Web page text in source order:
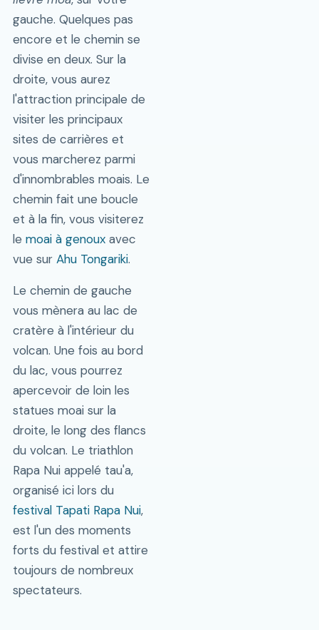
gauche. Quelques pas
encore et le chemin se
divise en deux. Sur la
droite, vous aurez
l'attraction principale de
visiter les principaux
sites de carrières et
vous marcherez parmi
d'innombrables moais. Le
chemin fait une boucle
et à la fin, vous visiterez
le moai à genouxavec
vue sur Ahu Tongariki.
Le chemin de gauche
vous mènera au lac de
cratère à l'intérieur du
volcan. Une fois au bord
du lac, vous pourrez
apercevoir de loin les
statues moai sur la
droite, le long des flancs
du volcan. Le triathlon
Rapa Nui appelé tau'a,
organisé ici lors du
festival Tapati Rapa Nui,
est l'un des moments
forts du festival et attire
toujours de nombreux
spectateurs.